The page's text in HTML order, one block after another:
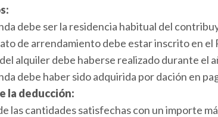
debe ser la residencia habitual del
de arrendamiento debe estar inscrito en el
alquiler debe haberse realizado durante el
debe haber sido adquirida por dación en
la deducción:
las cantidades satisfechas con un importe